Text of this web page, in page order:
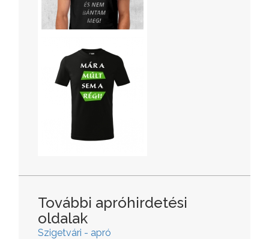
További apróhirdetési
oldalak
Szigetvári - apró